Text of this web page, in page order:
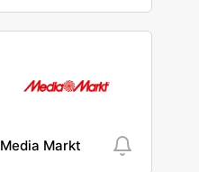
Media Markt